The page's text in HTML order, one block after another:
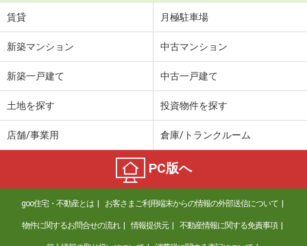
賃貸 月極駐車場
新築マンション 中古マンション
新築一戸建て 中古一戸建て
土地を探す 投資物件を探す
店舗/事業用 倉庫/トランクルーム
PC版へ
goo住宅・不動産とは お客さまご利用端末からの情報の外部送信について
物件に関するお問合せの流れ 情報提供元 不動産情報に関する免責事項